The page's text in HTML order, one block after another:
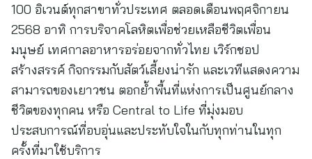
100 อิเวนต์ทุกสาขาทั่วประเทศ ตลอดเดือนพฤศจิกายน
2568 อาทิ การบริจาคโลหิตเพื่อช่วยเหลือชีวิตเพื่อน
มนุษย์ เทศกาลอาหารอร่อยจากทั่วไทย เวิร์กชอป
สร้างสรรค์ กิจกรรมกับสัตว์เลี้ยงน่ารัก และเวทีแสดงความ
สามารถของเยาวชน ตอกย้ำพื้นที่แห่งการเป็นศูนย์กลาง
ชีวิตของทุกคน หรือ Central to Life ที่มุ่งมอบ
ประสบการณ์ที่อบอุ่นและประทับใจในกับทุกท่านในทุก
ครั้งที่มาใช้บริการ